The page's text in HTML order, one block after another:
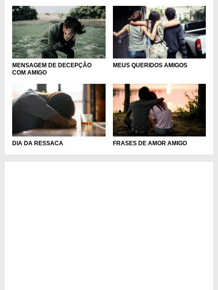
MENSAGEM DE DECEPÇÃO
COM AMIGO
MEUS QUERIDOS AMIGOS
DIA DA RESSACA FRASES DE AMOR AMIGO